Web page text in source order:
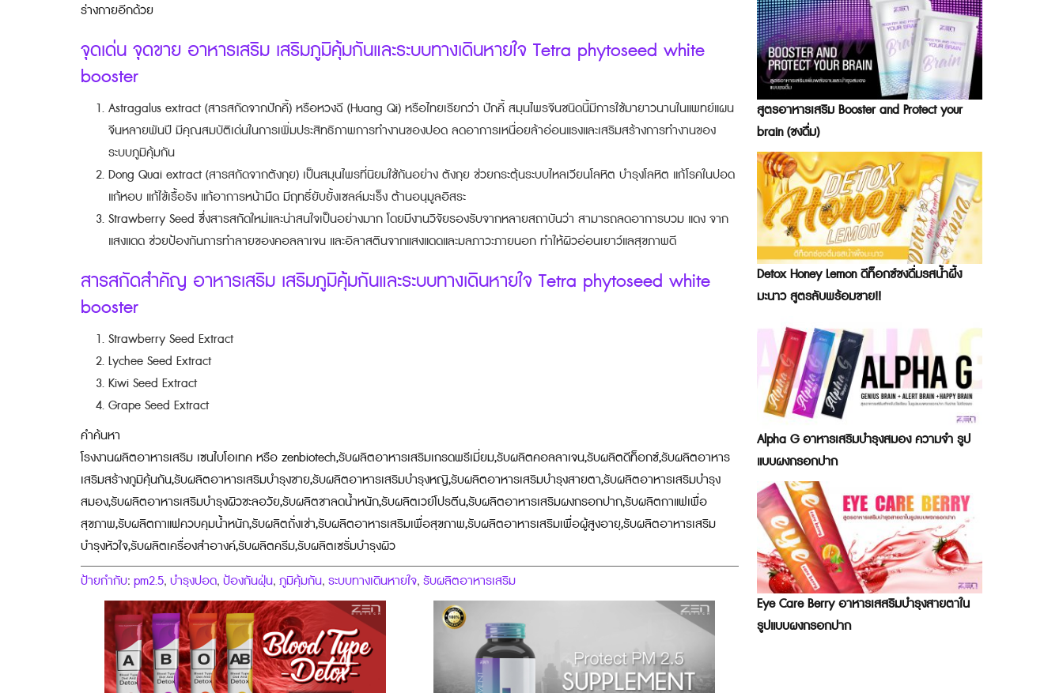
ร่างกายอีกด้วย
จุดเด่น จุดขาย อาหารเสริม เสริมภูมิคุ้มกันและระบบทางเดินหายใจ Tetra phytoseed white
booster
Astragalus extract (สารสกัดจากปักคี้) หรือหวงฉี (Huang Qi) หรือไทยเรียกว่า ปักคี้ สมุนไพรจีนชนิดนี้มีการใช้มายาวนานในแพทย์แผน
จีนหลายพันปี มีคุณสมบัติเด่นในการเพิ่มประสิทธิภาพการทำงานของปอด ลดอาการเหนื่อยล้าอ่อนแรงและเสริมสร้างการทำงานของ
ระบบภูมิคุ้มกัน
Dong Quai extract (สารสกัดจากตังกุย) เป็นสมุนไพรที่นิยมใช้กันอย่าง ตังกุย ช่วยกระตุ้นระบบไหลเวียนโลหิต บำรุงโลหิต แก้โรคในปอด
แก้หอบ แก้ไข้เรื้อรัง แก้อาการหน้ามืด มีฤทธิ์ยับยั้งเซลล์มะเร็ง ต้านอนุมูลอิสระ
Strawberry Seed ซึ่งสารสกัดใหม่และน่าสนใจเป็นอย่างมาก โดยมีงานวิจัยรองรับจากหลายสถาบันว่า สามารถลดอาการบวม แดง จาก
แสงแดด ช่วยป้องกันการทำลายของคอลลาเจน และอิลาสตินจากแสงแดดและมลภาวะภายนอก ทำให้ผิวอ่อนเยาว์แลสุขภาพดี
สารสกัดสำคัญ อาหารเสริม เสริมภูมิคุ้มกันและระบบทางเดินหายใจ Tetra phytoseed white
booster
Strawberry Seed Extract
Lychee Seed Extract
Kiwi Seed Extract
Grape Seed Extract
คำค้นหา
โรงงานผลิตอาหารเสริม เซนไบโอเทค หรือ zenbiotech,รับผลิตอาหารเสริมเกรดพรีเมี่ยม,รับผลิตคอลลาเจน,รับผลิตดีท็อกซ์,รับผลิตอาหาร
เสริมสร้างภูมิคุ้นกัน,รับผลิตอาหารเสริมบำรุงชาย,รับผลิตอาหารเสริมบำรุงหญิ,รับผลิตอาหารเสริมบำรุงสายตา,รับผลิตอาหารเสริมบำรุง
สมอง,รับผลิตอาหารเสริมบำรุงผิวชะลอวัย,รับผลิตชาลดน้ำหนัก,รับผลิตเวย์โปรตีน,รับผลิตอาหารเสริมผงกรอกปาก,รับผลิตกาแฟเพื่อ
สุขภาพ,รับผลิตกาแฟควบคุมน้ำหนัก,รับผลิตถั่งเช่า,รับผลิตอาหารเสริมเพื่อสุขภาพ,รับผลิตอาหารเสริมเพื่อผู้สูงอายุ,รับผลิตอาหารเสริม
บำรุงหัวใจ,รับผลิตเครื่องสำอางค์,รับผลิตครีม,รับผลิตเซรั่มบำรุงผิว
ป้ายกำกับ: pm2.5, บำรุงปอด, ป้องกันฝุ่น, ภูมิคุ้มกัน, ระบบทางเดินหายใจ, รับผลิตอาหารเสริม
สูตรอาหารเสริม Booster and Protect your
brain (ชงดื่ม)
Detox Honey Lemon ดีท็อกซ์ชงดื่มรสน้ำผึ้ง
มะนาว สูตรลับพร้อมขาย!!
Alpha G อาหารเสริมบำรุงสมอง ความจำ รูป
แบบผงกรอกปาก
Eye Care Berry อาหารเสสริมบำรุงสายตาใน
รูปแบบผงกรอกปาก